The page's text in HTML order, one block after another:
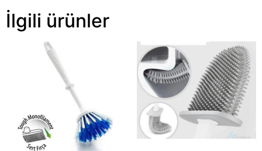
İlgili ürünler